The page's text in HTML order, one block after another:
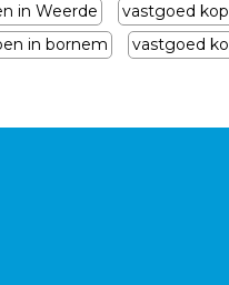
in Weerde vastgoed
in bornem vastgoed